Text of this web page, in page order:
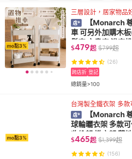
mo點3%
三層設計，居家物品
【Monarch
車 可另外加購木
髮車 文書車 浴室
$479起 $799起
(26)
總銷量>100
跨店折 登記
mo點3%
台灣製全鐵衣架 多款
【Monarch
球輪曬衣架 多款
收納架 掛衣架 落
$465起 $1,399起
(156)